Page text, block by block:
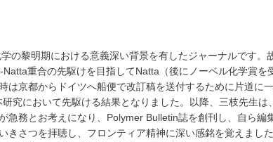
の黎明期における意義深い背景を有したジャーナルです。
重合の先駆けを目指してNatta（後にノーベル化学賞を
は京都からドイツへ船便で改訂稿を送付するために片道に
究において先駆ける結果となりました。以降、三枝先生は
急務とお考えになり、Polymer Bulletin誌を創刊し、自ら編
きさつを拝聴し、フロンティア精神に深い感銘を覚えまし